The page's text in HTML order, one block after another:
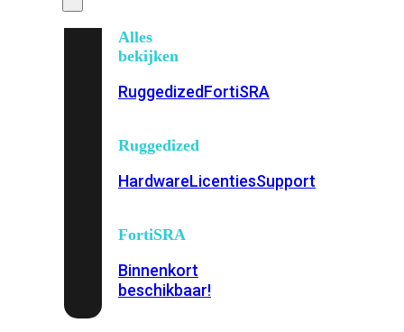
Alles
bekijken
RuggedizedFortiSRA
Ruggedized
HardwareLicentiesSupport
FortiSRA
Binnenkort
beschikbaar!